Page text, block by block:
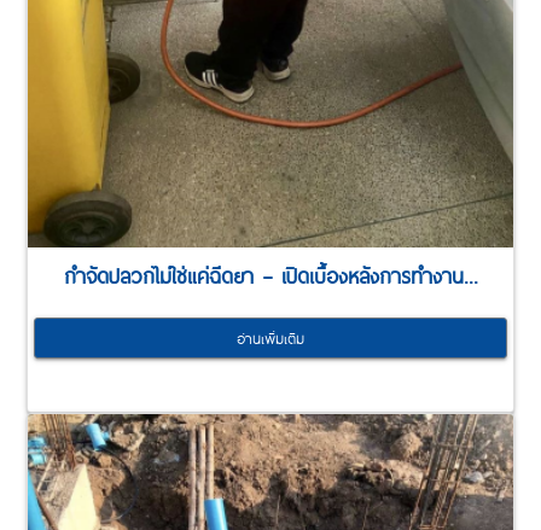
กำจัดปลวกไม่ใช่แค่ฉีดยา – เปิดเบื้องหลังการทำงาน...
อ่านเพิ่มเติม